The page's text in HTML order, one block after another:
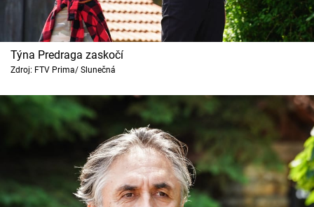
Týna Predraga zaskočí
Zdroj: FTV Prima/ Slunečná